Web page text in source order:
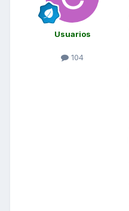
Usuarios
104